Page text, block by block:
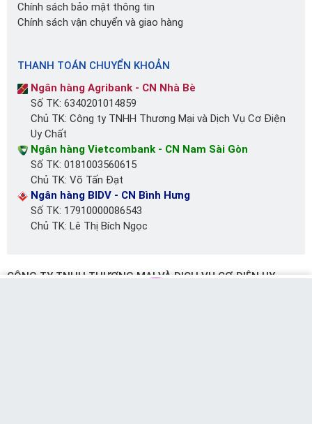
Chính sách bảo mật thông tin
Chính sách vận chuyển và giao hàng
THANH TOÁN CHUYỂN KHOẢN
Ngân hàng Agribank - CN Nhà Bè
Số TK: 6340201014859
Chủ TK: Công ty TNHH Thương Mại và Dịch Vụ Cơ Điện
Uy Chất
Ngân hàng Vietcombank - CN Nam Sài Gòn
Số TK: 0181003560615
Chủ TK: Võ Tấn Đạt
Ngân hàng BIDV - CN Bình Hưng
Số TK: 17910000086543
Chủ TK: Lê Thị Bích Ngọc
CÔNG TY TNHH THƯƠNG MẠI VÀ DỊCH VỤ CƠ ĐIỆN UY